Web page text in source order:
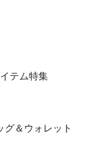
テム特集
グ＆ウォレット